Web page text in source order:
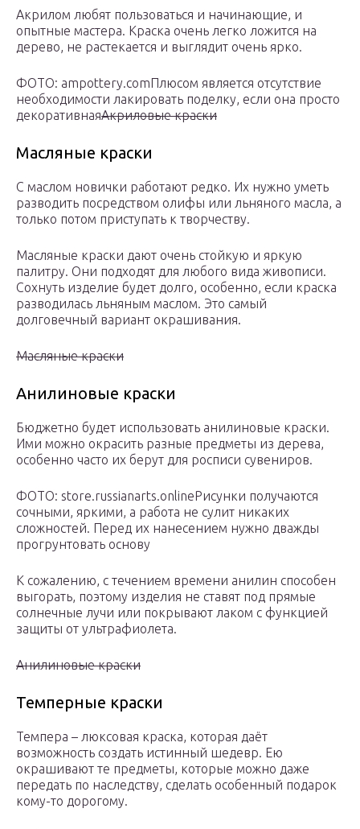
Акрилом любят пользоваться и начинающие, и
опытные мастера. Краска очень легко ложится на
дерево, не растекается и выглядит очень ярко.
ФОТО: ampottery.comПлюсом является отсутствие
необходимости лакировать поделку, если она просто
декоративнаяАкриловые краски
Масляные краски
С маслом новички работают редко. Их нужно уметь
разводить посредством олифы или льняного масла, а
только потом приступать к творчеству.
Масляные краски дают очень стойкую и яркую
палитру. Они подходят для любого вида живописи.
Сохнуть изделие будет долго, особенно, если краска
разводилась льняным маслом. Это самый
долговечный вариант окрашивания.
Масляные краски
Анилиновые краски
Бюджетно будет использовать анилиновые краски.
Ими можно окрасить разные предметы из дерева,
особенно часто их берут для росписи сувениров.
ФОТО: store.russianarts.onlineРисунки получаются
сочными, яркими, а работа не сулит никаких
сложностей. Перед их нанесением нужно дважды
прогрунтовать основу
К сожалению, с течением времени анилин способен
выгорать, поэтому изделия не ставят под прямые
солнечные лучи или покрывают лаком с функцией
защиты от ультрафиолета.
Анилиновые краски
Темперные краски
Темпера – люксовая краска, которая даёт
возможность создать истинный шедевр. Ею
окрашивают те предметы, которые можно даже
передать по наследству, сделать особенный подарок
кому-то дорогому.